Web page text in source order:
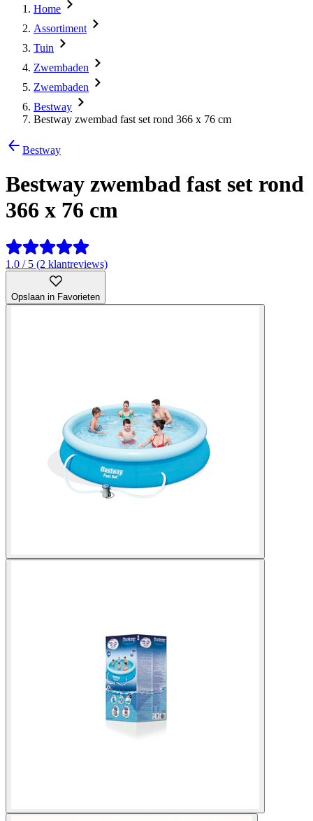
Home
Assortiment
Tuin
Zwembaden
Zwembaden
Bestway
Bestway zwembad fast set rond 366 x 76 cm
Bestway
Bestway zwembad fast set rond
366 x 76 cm
1.0 / 5 (2 klantreviews)
Opslaan in Favorieten